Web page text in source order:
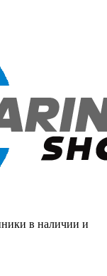
в наличии и